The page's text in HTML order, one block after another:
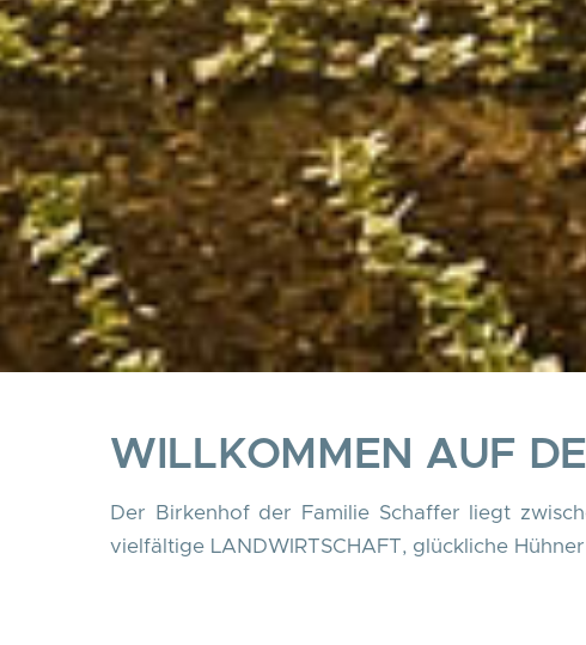
WILLKOMMEN AUF
Der Birkenhof der Familie Schaffer liegt
vielfältige LANDWIRTSCHAFT, glückliche